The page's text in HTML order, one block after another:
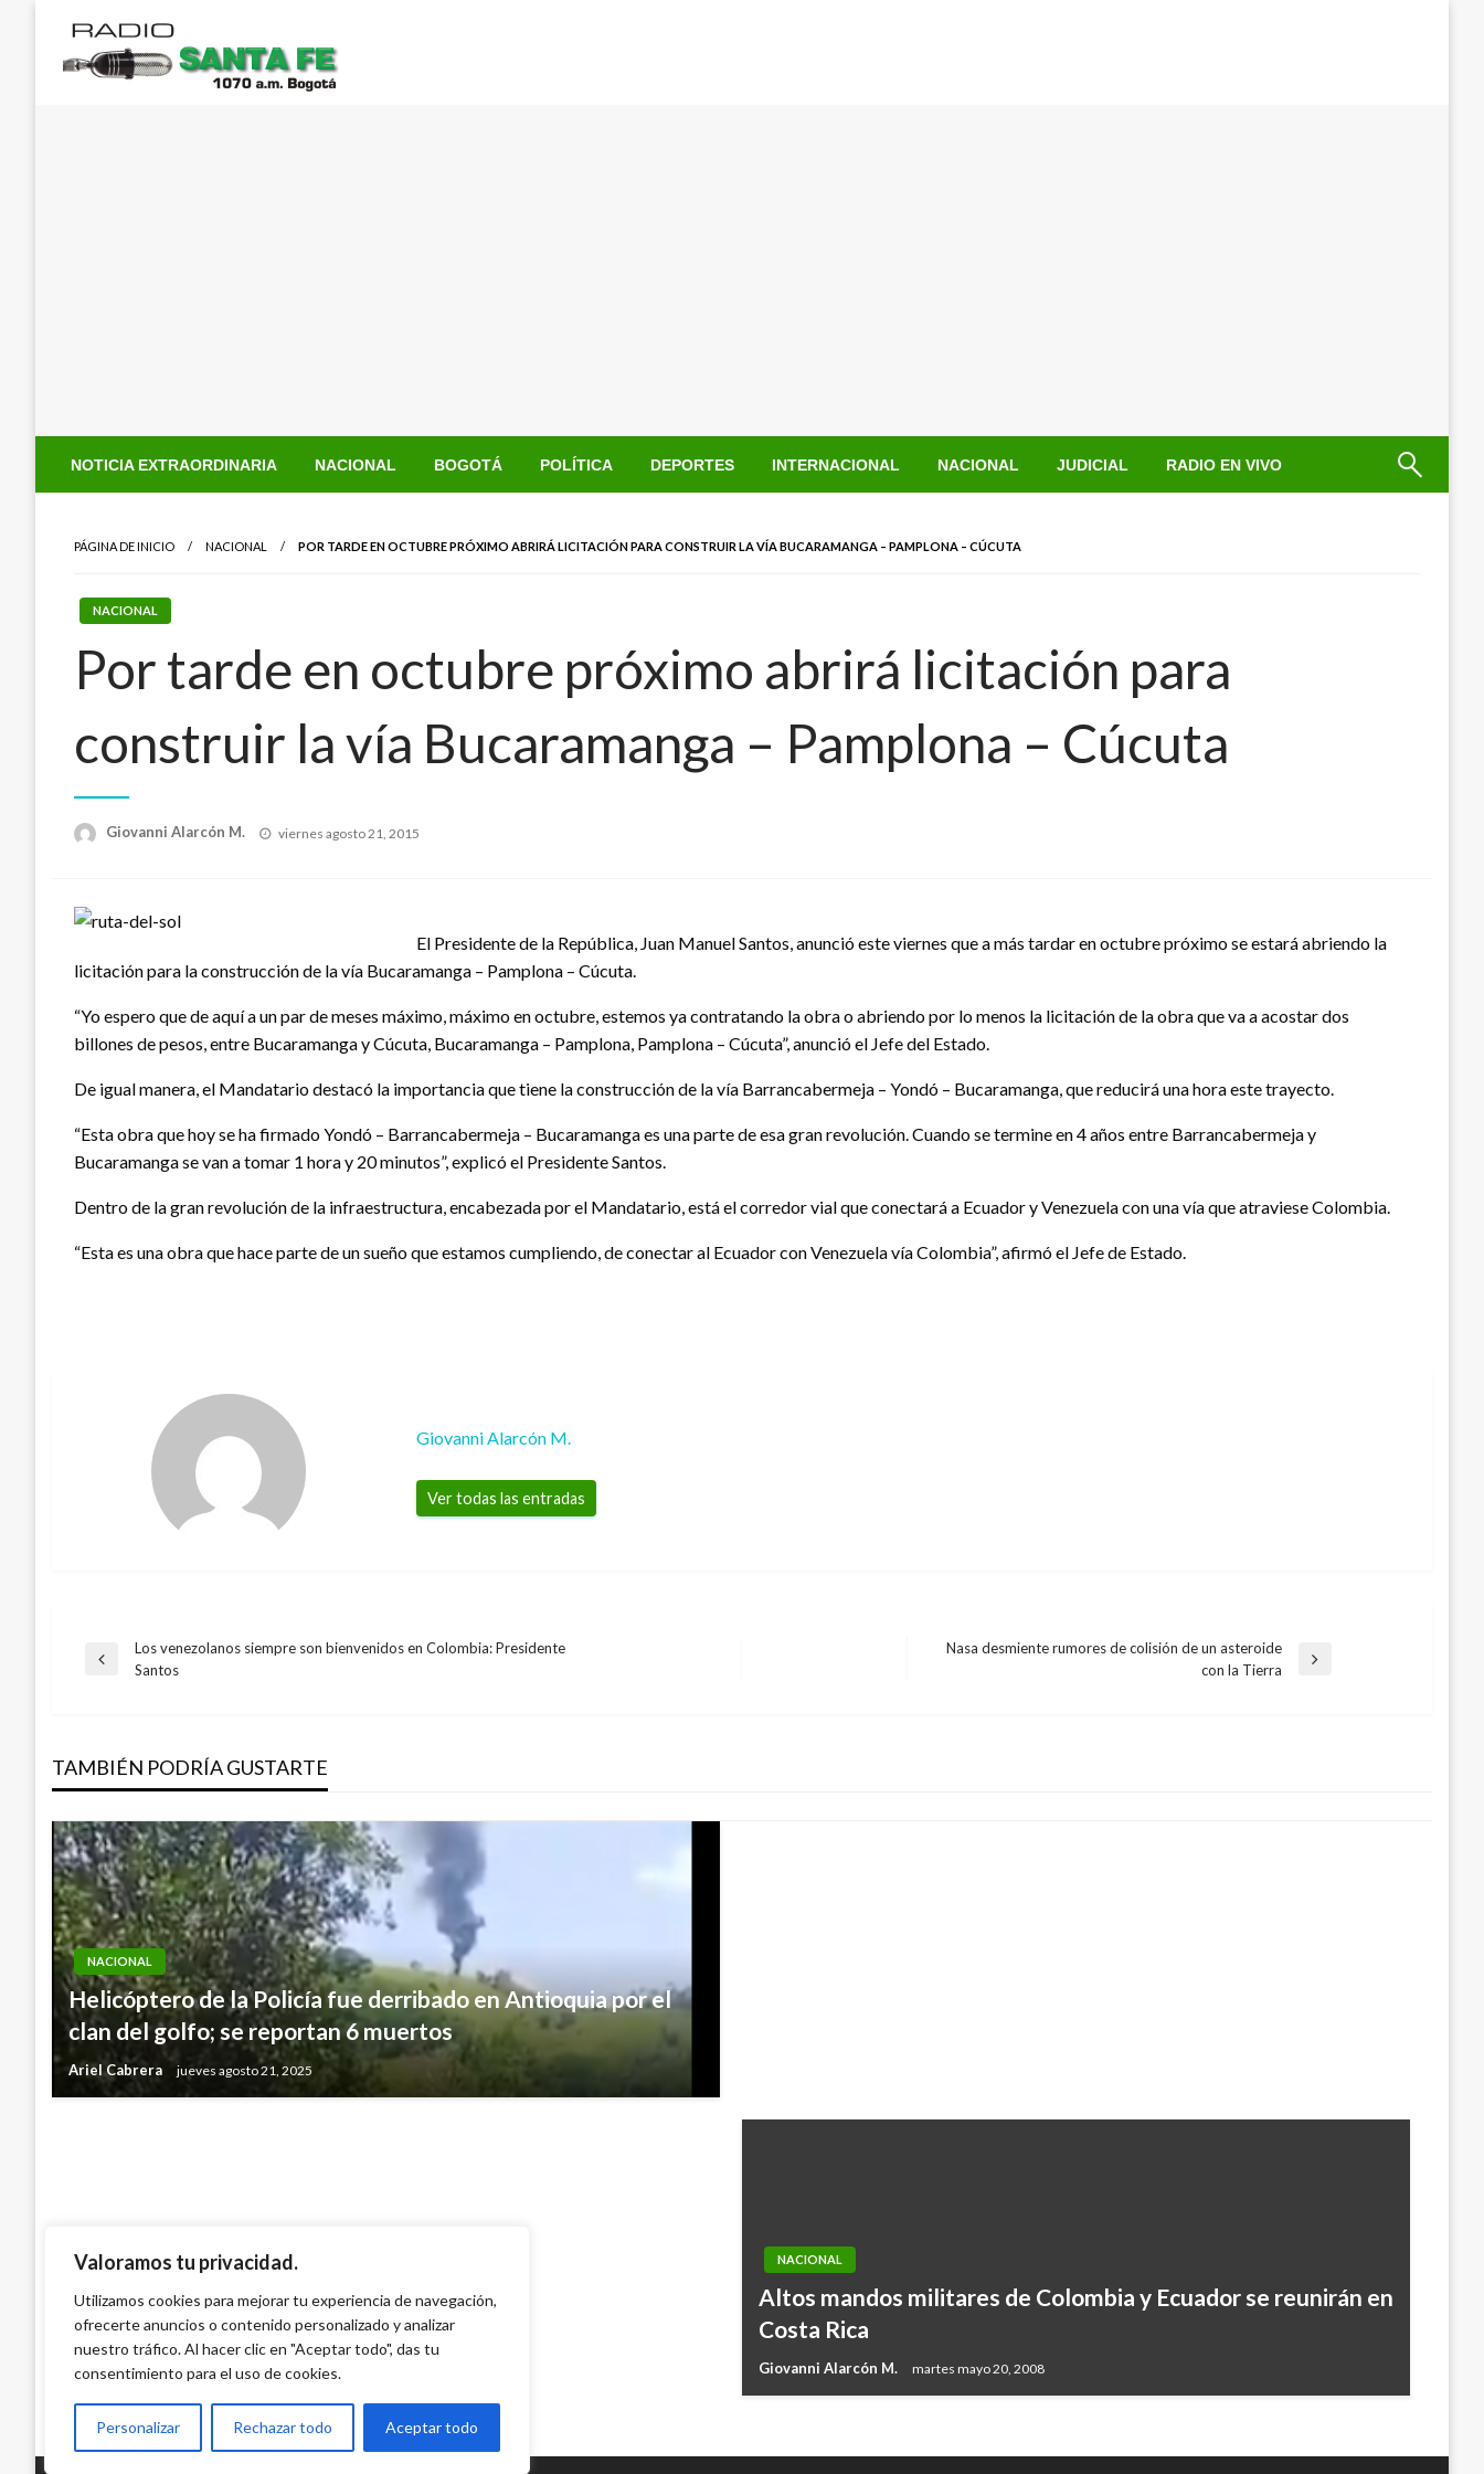
Valoramos tu privacidad.
Utilizamos cookies para mejorar tu experiencia de navegación,
ofrecerte anuncios o contenido personalizado y analizar
nuestro tráfico. Al hacer clic en "Aceptar todo", das tu
consentimiento para el uso de cookies.
Personalizar Rechazar todo Aceptar todo
contenido
NOTICIA EXTRAORDINARIA NACIONAL BOGOTÁ POLÍTICA DEPORTES INTERNACIONAL NACIONAL JUDICIAL RADIO EN VIVO
PÁGINA DE INICIO NACIONAL POR TARDE EN OCTUBRE PRÓXIMO ABRIRÁ LICITACIÓN PARA CONSTRUIR LA VÍA BUCARAMANGA – PAMPLONA – CÚCUTA
NACIONAL
Por tarde en octubre próximo abrirá licitación para
construir la vía Bucaramanga – Pamplona – Cúcuta
Giovanni Alarcón M.
Publicado
viernes agosto 21, 2015
El Presidente de la República, Juan Manuel Santos, anunció este viernes que a más tardar en octubre próximo se estará abriendo la
licitación para la construcción de la vía Bucaramanga – Pamplona – Cúcuta.
“Yo espero que de aquí a un par de meses máximo, máximo en octubre, estemos ya contratando la obra o abriendo por lo menos la licitación de la obra que va a acostar dos
billones de pesos, entre Bucaramanga y Cúcuta, Bucaramanga – Pamplona, Pamplona – Cúcuta”, anunció el Jefe del Estado.
De igual manera, el Mandatario destacó la importancia que tiene la construcción de la vía Barrancabermeja – Yondó – Bucaramanga, que reducirá una hora este trayecto.
“Esta obra que hoy se ha firmado Yondó – Barrancabermeja – Bucaramanga es una parte de esa gran revolución. Cuando se termine en 4 años entre Barrancabermeja y
Bucaramanga se van a tomar 1 hora y 20 minutos”, explicó el Presidente Santos.
Dentro de la gran revolución de la infraestructura, encabezada por el Mandatario, está el corredor vial que conectará a Ecuador y Venezuela con una vía que atraviese Colombia.
“Esta es una obra que hace parte de un sueño que estamos cumpliendo, de conectar al Ecuador con Venezuela vía Colombia”, afirmó el Jefe de Estado.
Giovanni Alarcón M.
Ver todas las entradas
Navegación
entradas
Entrada
Los venezolanos siempre son bienvenidos en Colombia: Presidente
Santos
Nasa desmiente rumores de colisión de un asteroide
con la Tierra
TAMBIÉN PODRÍA GUSTARTE
NACIONAL
Helicóptero de la Policía fue derribado en Antioquia por el
clan del golfo; se reportan 6 muertos
Ariel Cabrera jueves agosto 21, 2025
NACIONAL
Empezará a operar la Brigada de Desminado del Ejército
Manuel Reyes Beltran martes septiembre 27, 2016
NACIONAL
Altos mandos militares de Colombia y Ecuador se reunirán en
Costa Rica
Giovanni Alarcón M. martes mayo 20, 2008